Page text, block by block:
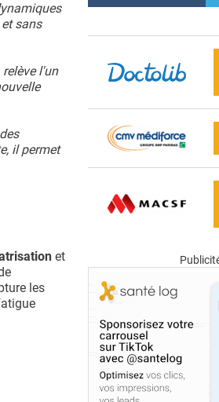
sans
l'un
il permet
et
les